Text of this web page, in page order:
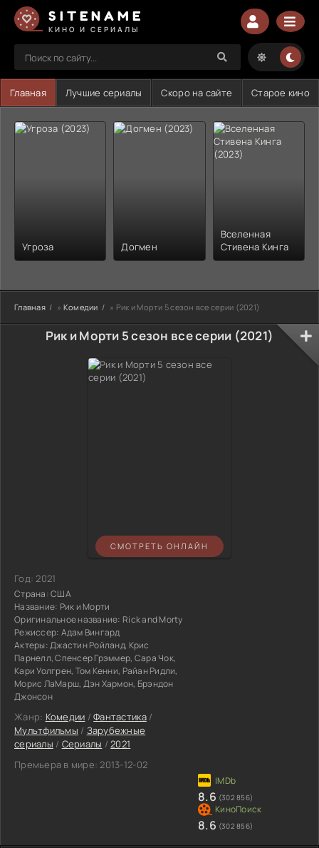
SITENAME
КИНО И СЕРИАЛЫ
Главная Лучшие сериалы Скоро на сайте Старое кино
Угроза Догмен
Вселенная
Стивена Кинга
Главная » Комедии » Рик и Морти 5 сезон все серии (2021)
Рик и Морти 5 сезон все серии (2021)
СМОТРЕТЬ ОНЛАЙН
Год:2021
Страна:США
Название: Рик и Морти
Оригинальное название: Rick and Morty
Режиссер: Адам Вингард
Актеры:Джастин Ройланд, Крис
Парнелл, Спенсер Грэммер, Сара Чок,
Кари Уолгрен, Том Кенни, Райан Ридли,
Морис ЛаМарш, Дэн Хармон, Брэндон
Джонсон
Жанр: Комедии /Фантастика/
Мультфильмы / Зарубежные
сериалы / Сериалы /2021
Премьера в мире: 2013-12-02
8.6 (302 856)
8.6 (302 856)